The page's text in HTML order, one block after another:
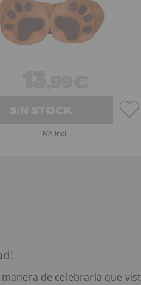
IVA Incl.
de celebrarla que